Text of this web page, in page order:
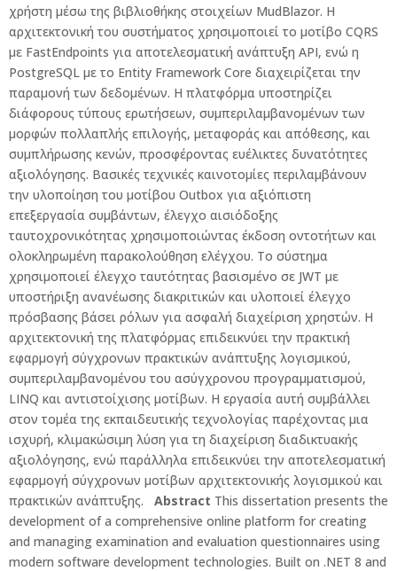
χρήστη μέσω της βιβλιοθήκης στοιχείων MudBlazor. Η
αρχιτεκτονική του συστήματος χρησιμοποιεί το μοτίβο CQRS
με FastEndpoints για αποτελεσματική ανάπτυξη API, ενώ η
PostgreSQL με το Entity Framework Core διαχειρίζεται την
παραμονή των δεδομένων. Η πλατφόρμα υποστηρίζει
διάφορους τύπους ερωτήσεων, συμπεριλαμβανομένων των
μορφών πολλαπλής επιλογής, μεταφοράς και απόθεσης, και
συμπλήρωσης κενών, προσφέροντας ευέλικτες δυνατότητες
αξιολόγησης. Βασικές τεχνικές καινοτομίες περιλαμβάνουν
την υλοποίηση του μοτίβου Outbox για αξιόπιστη
επεξεργασία συμβάντων, έλεγχο αισιόδοξης
ταυτοχρονικότητας χρησιμοποιώντας έκδοση οντοτήτων και
ολοκληρωμένη παρακολούθηση ελέγχου. Το σύστημα
χρησιμοποιεί έλεγχο ταυτότητας βασισμένο σε JWT με
υποστήριξη ανανέωσης διακριτικών και υλοποιεί έλεγχο
πρόσβασης βάσει ρόλων για ασφαλή διαχείριση χρηστών. Η
αρχιτεκτονική της πλατφόρμας επιδεικνύει την πρακτική
εφαρμογή σύγχρονων πρακτικών ανάπτυξης λογισμικού,
συμπεριλαμβανομένου του ασύγχρονου προγραμματισμού,
LINQ και αντιστοίχισης μοτίβων. Η εργασία αυτή συμβάλλει
στον τομέα της εκπαιδευτικής τεχνολογίας παρέχοντας μια
ισχυρή, κλιμακώσιμη λύση για τη διαχείριση διαδικτυακής
αξιολόγησης, ενώ παράλληλα επιδεικνύει την αποτελεσματική
εφαρμογή σύγχρονων μοτίβων αρχιτεκτονικής λογισμικού και
πρακτικών ανάπτυξης. Abstract This dissertation presents the
development of a comprehensive online platform for creating
and managing examination and evaluation questionnaires using
modern software development technologies. Built on .NET 8 and